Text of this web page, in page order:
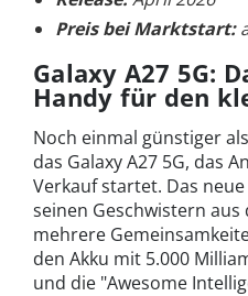
Preis bei Marktstart:
Galaxy A27 5G:
Handy für den
Noch einmal günstiger
das Galaxy A27 5G, das
Verkauf startet. Das
seinen Geschwistern aus
mehrere
den Akku mit 5.000
und die "Awesome